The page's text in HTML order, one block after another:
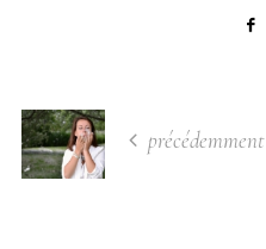
précédemment